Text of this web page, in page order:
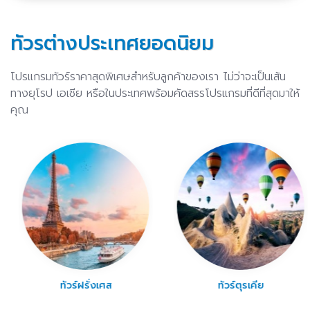
ทัวรต่างประเทศยอดนิยม
โปรแกรมทัวร์ราคาสุดพิเศษสำหรับลูกค้าของเรา ไม่ว่าจะเป็นเส้น
ทางยุโรป เอเชีย หรือในประเทศพร้อมคัดสรรโปรแกรมที่ดีที่สุดมาให้
คุณ
ทัวร์ฝรั่งเศส ทัวร์ตุรเคีย